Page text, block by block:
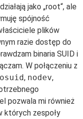
jako „root“, ale
spójność
plików
razie dostęp do
binaria SUID i
W połączeniu z
, nodev,
pozwala mi również
których zespoły